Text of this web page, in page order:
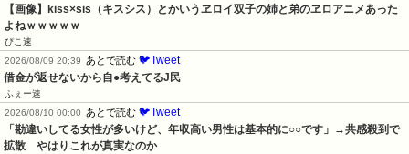
【画像】kiss×sis（キスシス）とかいうヱロイ双子の姉と弟のヱロアニメあった
よねｗｗｗｗｗ
ぴこ速
2026/08/09 20:39 あとで読む 🐦Tweet
借金が返せないから自●考えてるJ民
ふぇー速
2026/08/10 00:00 あとで読む 🐦Tweet
「勘違いしてる女性が多いけど、年収高い男性は基本的に○○です」→共感殺到で
拡散　やはりこれが真実なのか